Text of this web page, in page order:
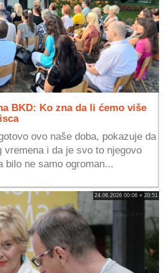
BKD: Ko zna da li ćemo više
ovo naše doba, pokazuje da
vremena i da je svo to njegovo
bilo ne samo ogroman...
24.06.2026 00:06 » 20:51